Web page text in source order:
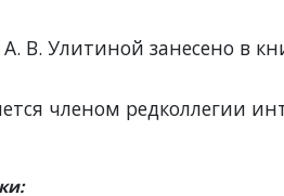
В. Улитиной занесено в
членом редколлегии